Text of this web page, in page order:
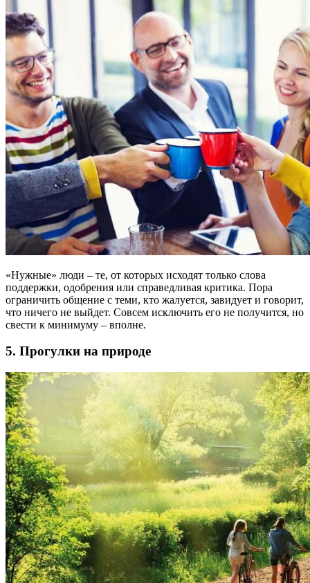
«Нужные» люди – те, от которых исходят только слова
поддержки, одобрения или справедливая критика. Пора
ограничить общение с теми, кто жалуется, завидует и говорит,
что ничего не выйдет. Совсем исключить его не получится, но
свести к минимуму – вполне.
5. Прогулки на природе